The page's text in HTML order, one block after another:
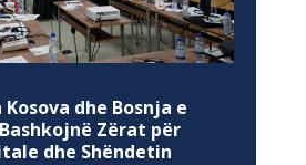
dhe Bosnja e
Zërat për
dhe Shëndetin